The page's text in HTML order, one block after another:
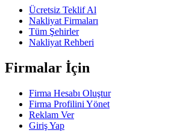
Ücretsiz Teklif Al
Nakliyat Firmaları
Tüm Şehirler
Nakliyat Rehberi
Firmalar İçin
Firma Hesabı Oluştur
Firma Profilini Yönet
Reklam Ver
Giriş Yap